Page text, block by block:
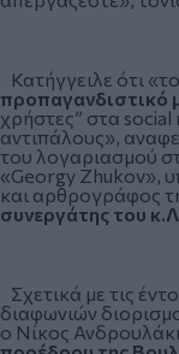
Κατήγγειλε ότι
προπαγανδιστικό
χρήστες” στα social
αντιπάλους»,
του λογαριασμού
«Georgy Zhukov»,
και αρθρογράφος
συνεργάτης του
Σχετικά με τις
διαφωνιών
ο Νίκος